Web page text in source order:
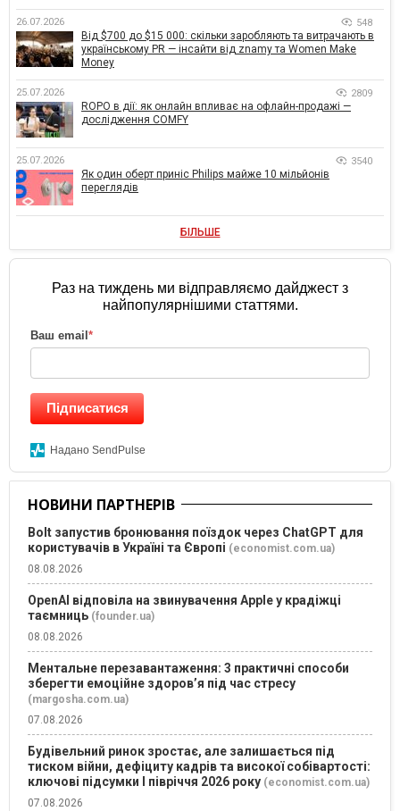
26.07.2026 548
Від $700 до $15 000: скільки заробляють та витрачають в
українському PR — інсайти від znamy та Women Make
Money
25.07.2026 2809
ROPO в дії: як онлайн впливає на офлайн-продажі —
дослідження COMFY
25.07.2026 3540
Як один оберт приніс Philips майже 10 мільйонів
переглядів
БІЛЬШЕ
Раз на тиждень ми відправляємо дайджест з
найпопулярнішими статтями.
Ваш email *
Підписатися
Надано SendPulse
НОВИНИ ПАРТНЕРІВ
Bolt запустив бронювання поїздок через ChatGPT для
користувачів в Україні та Європі (economist.com.ua)
08.08.2026
OpenAI відповіла на звинувачення Apple у крадіжці
таємниць (founder.ua)
08.08.2026
Ментальне перезавантаження: 3 практичні способи
зберегти емоційне здоров’я під час стресу
(margosha.com.ua)
07.08.2026
Будівельний ринок зростає, але залишається під
тиском війни, дефіциту кадрів та високої собівартості:
ключові підсумки І півріччя 2026 року (economist.com.ua)
07.08.2026